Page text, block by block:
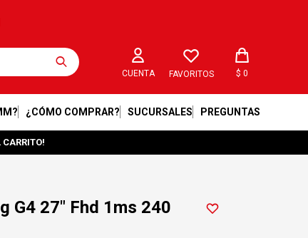
¿CÓMO COMPRAR? SUCURSALES PREGUNTAS
FAVORITOS $ 0
CARRITO!
G4 27" Fhd 1ms 240